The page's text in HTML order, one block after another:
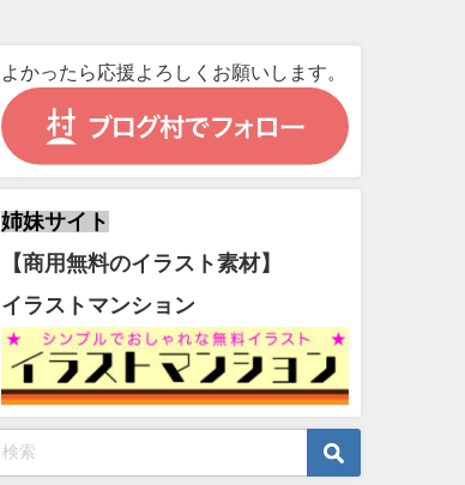
よかったら応援よろしくお願いします。
姉妹サイト
【商用無料のイラスト素材】
イラストマンション